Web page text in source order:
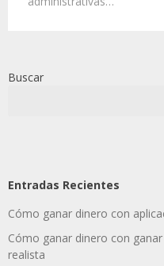
Buscar
Entradas Recientes
Cómo ganar dinero con
Cómo ganar dinero con
realista